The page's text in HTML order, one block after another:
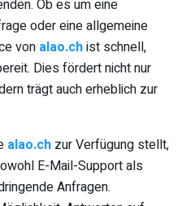
Ob es um eine
oder eine allgemeine
von alao.chist schnell,
Dies fördert nicht nur
trägt auch erheblich zur
alao.ch zur Verfügung stellt,
E-Mail-Support als
Anfragen.